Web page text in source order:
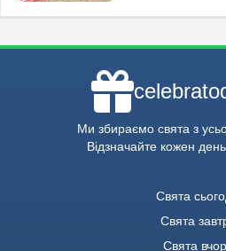
Ми збираємо свята з
Відзначайте кожен
Свята
Свята
Свята